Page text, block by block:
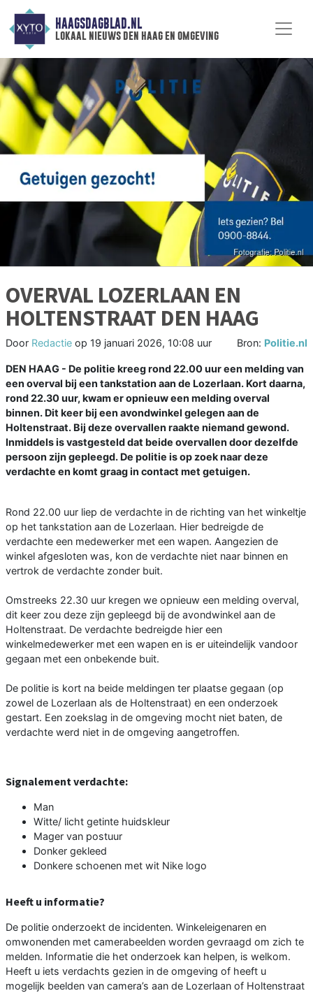
HAAGSDAGBLAD.NL
lokaal nieuws den haag en omgeving
OVERVAL LOZERLAAN EN
HOLTENSTRAAT DEN HAAG
Door Redactie op 19 januari 2026, 10:08 uur Bron: Politie.nl
DEN HAAG - De politie kreeg rond 22.00 uur een melding van
een overval bij een tankstation aan de Lozerlaan. Kort daarna,
rond 22.30 uur, kwam er opnieuw een melding overval
binnen. Dit keer bij een avondwinkel gelegen aan de
Holtenstraat. Bij deze overvallen raakte niemand gewond.
Inmiddels is vastgesteld dat beide overvallen door dezelfde
persoon zijn gepleegd. De politie is op zoek naar deze
verdachte en komt graag in contact met getuigen.
Rond 22.00 uur liep de verdachte in de richting van het winkeltje
op het tankstation aan de Lozerlaan. Hier bedreigde de
verdachte een medewerker met een wapen. Aangezien de
winkel afgesloten was, kon de verdachte niet naar binnen en
vertrok de verdachte zonder buit.
Omstreeks 22.30 uur kregen we opnieuw een melding overval,
dit keer zou deze zijn gepleegd bij de avondwinkel aan de
Holtenstraat. De verdachte bedreigde hier een
winkelmedewerker met een wapen en is er uiteindelijk vandoor
gegaan met een onbekende buit.
De politie is kort na beide meldingen ter plaatse gegaan (op
zowel de Lozerlaan als de Holtenstraat) en een onderzoek
gestart. Een zoekslag in de omgeving mocht niet baten, de
verdachte werd niet in de omgeving aangetroffen.
Signalement verdachte:
Man
Witte/ licht getinte huidskleur
Mager van postuur
Donker gekleed
Donkere schoenen met wit Nike logo
Heeft u informatie?
De politie onderzoekt de incidenten. Winkeleigenaren en
omwonenden met camerabeelden worden gevraagd om zich te
melden. Informatie die het onderzoek kan helpen, is welkom.
Heeft u iets verdachts gezien in de omgeving of heeft u
mogelijk beelden van camera’s aan de Lozerlaan of Holtenstraat